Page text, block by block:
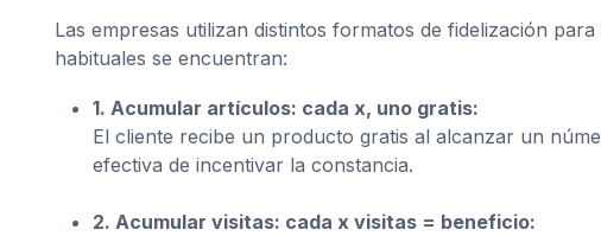
Las empresas utilizan distintos formatos de fidelización
habituales se encuentran:
1. Acumular artículos: cada x, uno gratis:
El cliente recibe un producto gratis al alcanzar un
efectiva de incentivar la constancia.
2. Acumular visitas: cada x visitas = beneficio: